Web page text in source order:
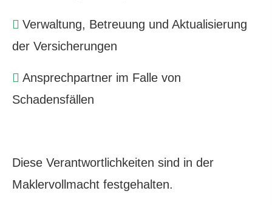
Verwaltung, Betreuung und Aktualisierung
der Versicherungen
Ansprechpartner im Falle von
Schadensfällen
Diese Verantwortlichkeiten sind in der
Maklervollmacht festgehalten.